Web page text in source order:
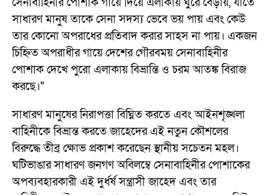
সাধারণ মানুষ তাকে সেনা সদস্য ভেবে ভয় পায় এবং কেউ
তার কোনো অপরাধের প্রতিবাদ করার সাহস না পায়। একজন
চিহ্নিত অপরাধীর গায়ে দেশের গৌরবময় সেনাবাহিনীর
পোশাক দেখে পুরো এলাকায় বিভ্রান্তি ও চরম আতঙ্ক বিরাজ
করছে।"
সাধারণ মানুষের নিরাপত্তা বিঘ্নিত করতে এবং আইনশৃঙ্খলা
বাহিনীকে বিভ্রান্ত করতে জাহেদের এই নতুন কৌশলের
বিরুদ্ধে তীব্র ক্ষোভ প্রকাশ করেছেন স্থানীয় সচেতন মহল।
ঘটিভাঙার সাধারণ জনগণ অবিলম্বে সেনাবাহিনীর পোশাকের
অপব্যবহারকারী এই দুর্ধর্ষ সন্ত্রাসী জাহেদ এবং তার